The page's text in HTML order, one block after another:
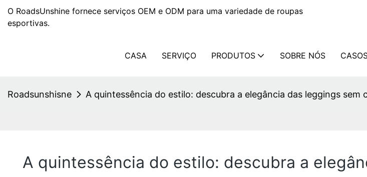
O RoadsUnshine fornece serviços OEM e ODM para uma variedade de roupas
esportivas.
CASA SERVIÇO PRODUTOS SOBRE NÓS
Roadsunshisne A quintessência do estilo: descubra a elegância das leggings sem
A quintessência do estilo: descubra a